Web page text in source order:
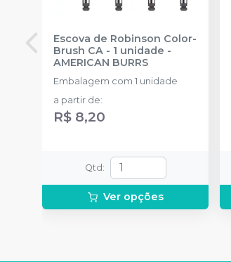
Escova de Robinson Color-
Brush CA - 1 unidade -
AMERICAN BURRS
Embalagem com 1 unidade
a partir de:
R$ 8,20
Qtd :
Ver opções